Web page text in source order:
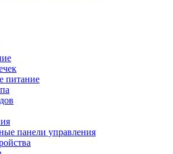
питание
панели управления